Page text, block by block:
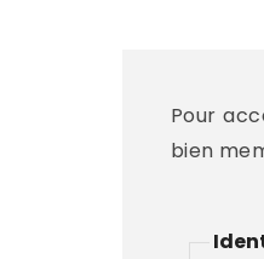
Pour
bien